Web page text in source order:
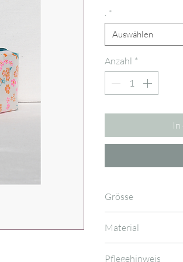
*
Auswählen
Anzahl *
Grösse
Material
Pflegehinweis